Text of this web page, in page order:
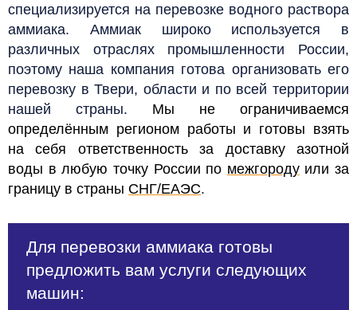
специализируется на перевозке водного раствора
аммиака. Аммиак широко используется в
различных отраслях промышленности России,
поэтому наша компания готова организовать его
перевозку в Твери, области и по всей территории
нашей страны. Мы не ограничиваемся
определённым регионом работы и готовы взять
на себя ответственность за доставку азотной
воды в любую точку России по межгородуили за
границу в страны СНГ/ЕАЭС.
Для перевозки аммиака готовы
предложить вам услуги следующих
машин: